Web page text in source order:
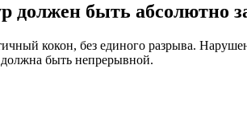
должен быть абсолютно
кокон, без единого разрыва.
быть непрерывной.